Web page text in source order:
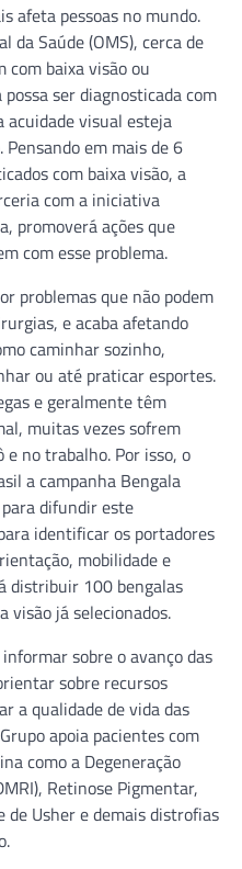
afeta pessoas no mundo.
da Saúde (OMS), cerca de
baixa visão ou
ser diagnosticada com
acuidade visual esteja
Pensando em mais de 6
com baixa visão, a
com a iniciativa
promoverá ações que
com esse problema.
problemas que não podem
e acaba afetando
caminhar sozinho,
ou até praticar esportes.
e geralmente têm
muitas vezes sofrem
no trabalho. Por isso, o
a campanha Bengala
difundir este
identificar os portadores
mobilidade e
distribuir 100 bengalas
visão já selecionados.
sobre o avanço das
sobre recursos
a qualidade de vida das
apoia pacientes com
como a Degeneração
Retinose Pigmentar,
de Usher e demais distrofias